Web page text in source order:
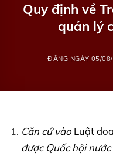
Quy định về
quản lý
ĐĂNG NGÀY 05/
Căn cứ vào Luật
được Quốc hội